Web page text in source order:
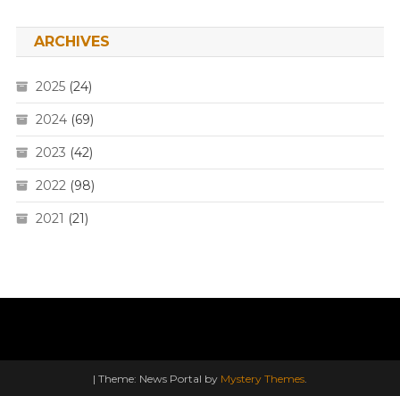
ARCHIVES
2025(24)
2024(69)
2023 (42)
2022(98)
2021 (21)
| Theme: News Portal by Mystery Themes.